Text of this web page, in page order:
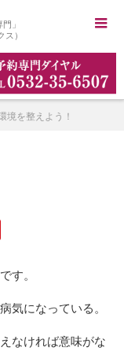
」
）
境を整えよう！
す。
気になっている。
なければ意味がな